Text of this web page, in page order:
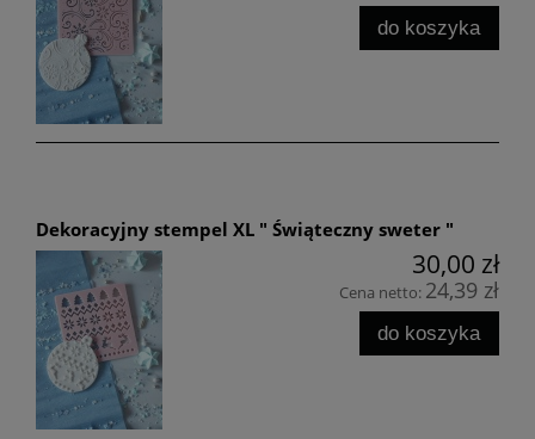
do koszyka
Dekoracyjny stempel XL " Świąteczny sweter "
30,00 zł
Cena netto: 24,39 zł
do koszyka